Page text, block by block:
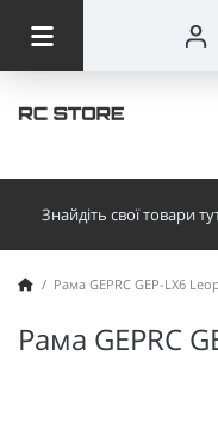
Рама GEPRC GEP-LX6
Рама GEPRC